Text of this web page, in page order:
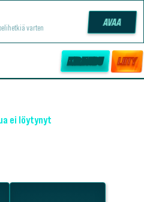
varten AVAA
KIRJAUDU LIITY
ei löytynyt